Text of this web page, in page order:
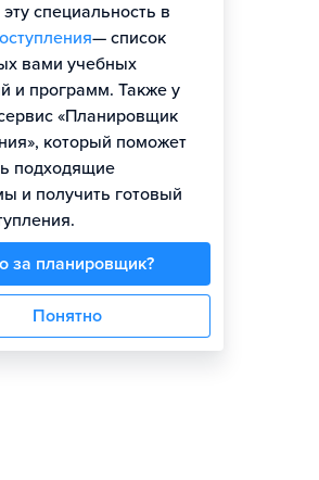
специальность в
— список
вами учебных
и программ. Также у
«Планировщик
который поможет
подходящие
и получить готовый
за планировщик?
Понятно